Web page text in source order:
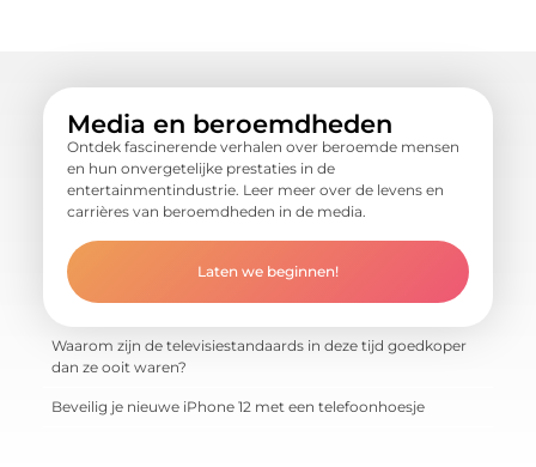
Media en beroemdheden
Ontdek fascinerende verhalen over beroemde mensen
en hun onvergetelijke prestaties in de
entertainmentindustrie. Leer meer over de levens en
carrières van beroemdheden in de media.
Laten we beginnen!
Waarom zijn de televisiestandaards in deze tijd goedkoper
dan ze ooit waren?
Beveilig je nieuwe iPhone 12 met een telefoonhoesje